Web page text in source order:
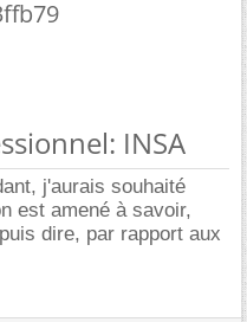
INSA
j'aurais souhaité
est amené à savoir,
dire, par rapport aux